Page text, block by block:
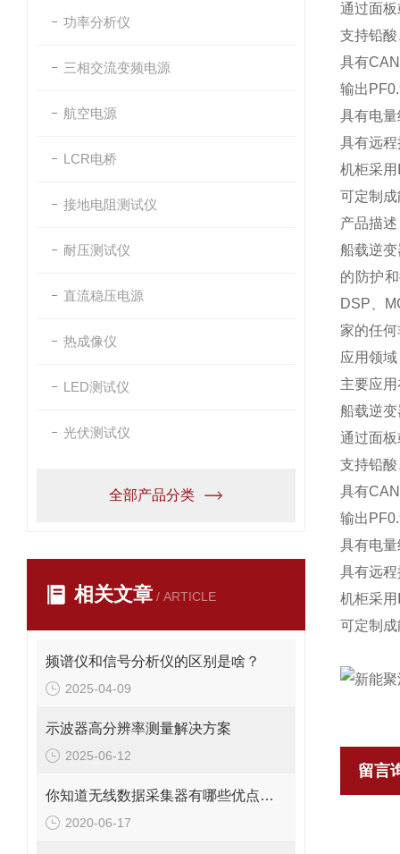
功率分析仪
三相交流变频电源
航空电源
LCR电桥
接地电阻测试仪
耐压测试仪
直流稳压电源
热成像仪
LED测试仪
光伏测试仪
全部产品分类
相关文章 / ARTICLE
频谱仪和信号分析仪的区别是啥？
2025-04-09
示波器高分辨率测量解决方案
2025-06-12
你知道无线数据采集器有哪些优点吗？
2020-06-17
通过面
支持铅
具有
输出
具有电
具有远
机柜采
可定制
产品描述
船载逆
的防护
DSP、
家的任
应用领域
主要应
船载逆
通过面
支持铅
具有
输出
具有电
具有远
机柜采
可定制
留言